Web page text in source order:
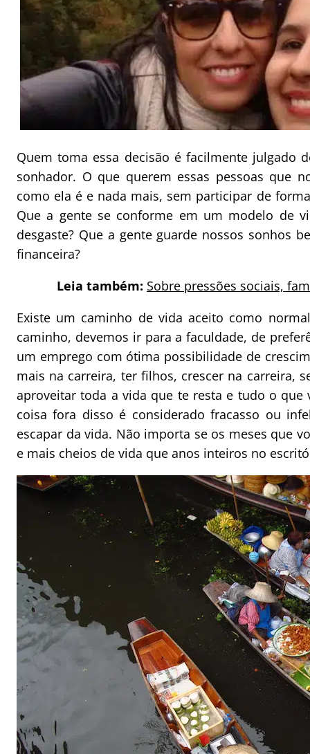
Quem toma essa decisão é facilmente julgado
sonhador. O que querem essas pessoas que
como ela é e nada mais, sem participar de
Que a gente se conforme em um modelo de
desgaste? Que a gente guarde nossos sonhos
financeira?
Leia também: Sobre pressões sociais,
Existe um caminho de vida aceito como
caminho, devemos ir para a faculdade, de
um emprego com ótima possibilidade de
mais na carreira, ter filhos, crescer na carreira,
aproveitar toda a vida que te resta e tudo o
coisa fora disso é considerado fracasso ou
escapar da vida. Não importa se os meses que
e mais cheios de vida que anos inteiros no